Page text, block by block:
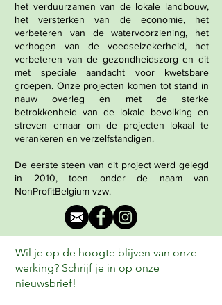
het verduurzamen van de lokale landbouw,
het versterken van de economie, het
verbeteren van de watervoorziening, het
verhogen van de voedselzekerheid, het
verbeteren van de gezondheidszorg en dit
met speciale aandacht voor kwetsbare
groepen. Onze projecten komen tot stand in
nauw overleg en met de sterke
betrokkenheid van de lokale bevolking en
streven ernaar om de projecten lokaal te
verankeren en verzelfstandigen.
De eerste steen van dit project werd gelegd
in 2010, toen onder de naam van
NonProfitBelgium vzw.
Wil je op de hoogte blijven van onze
werking? Schrijf je in op onze
nieuwsbrief!